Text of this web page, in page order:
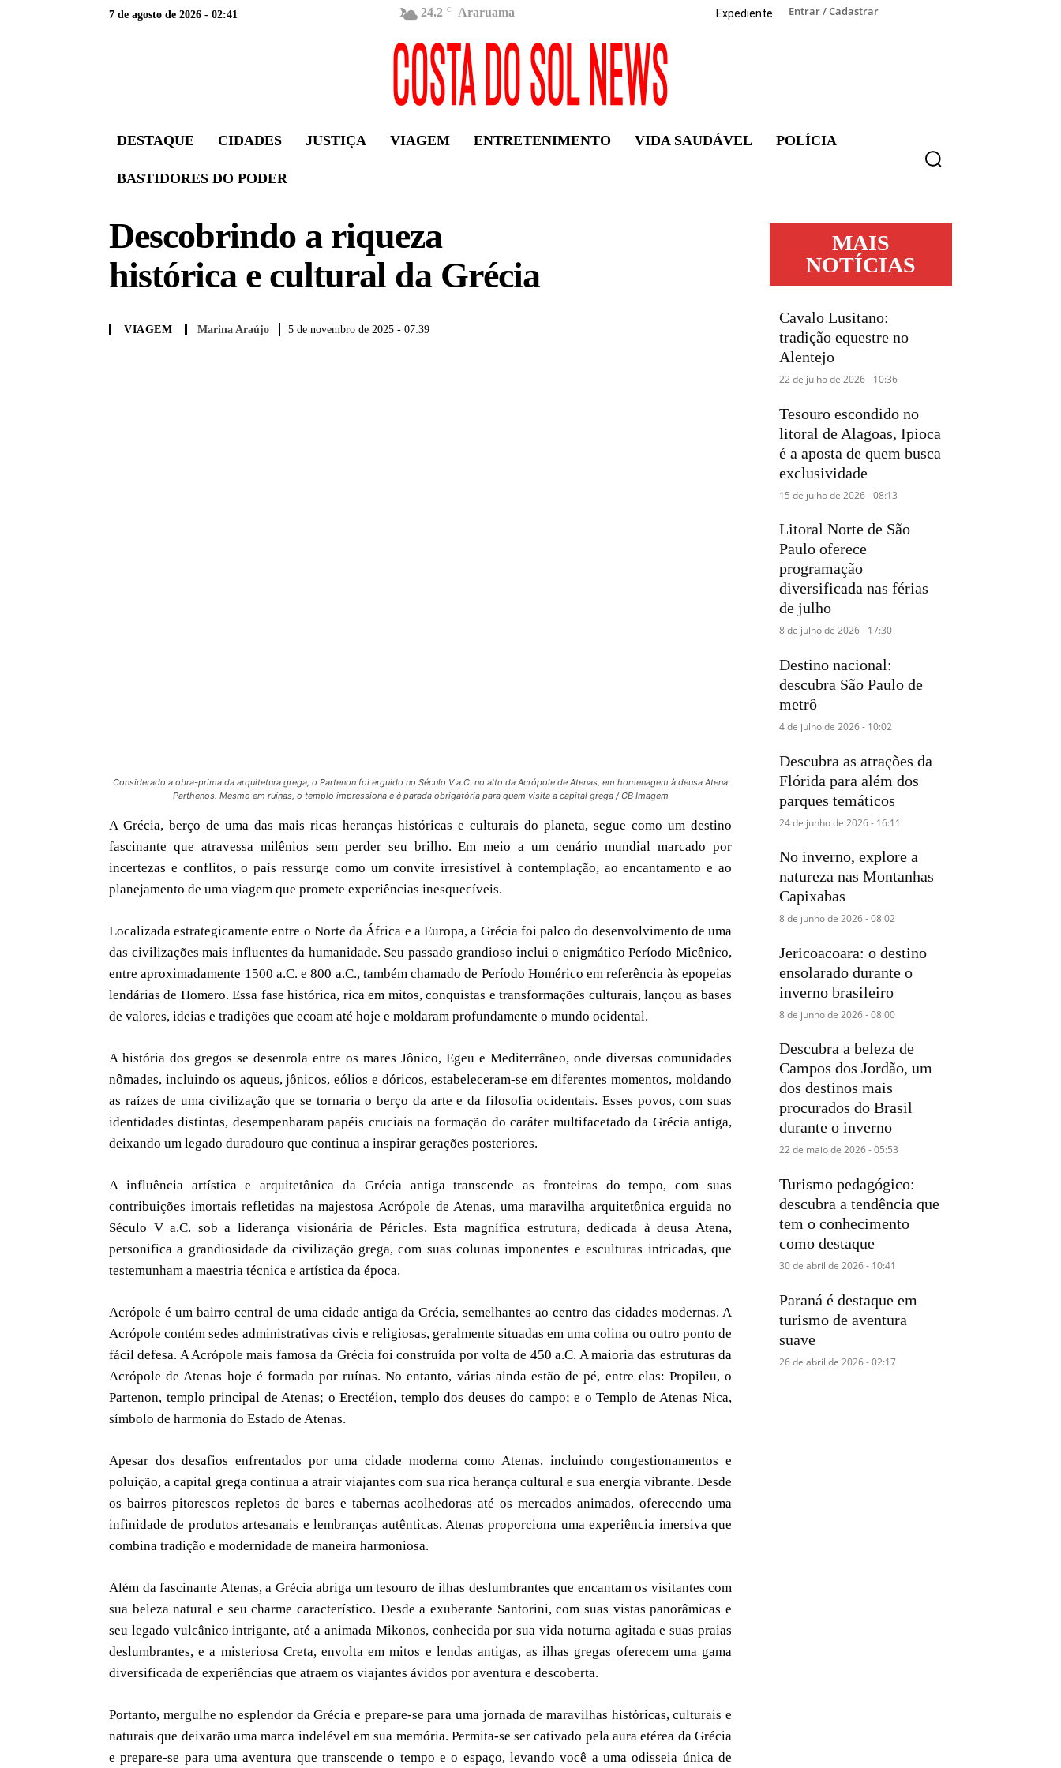
7 de agosto de 2026 - 02:41 24.2 C Araruama Entrar / Cadastrar
Expediente
DESTAQUE CIDADES JUSTIÇA VIAGEM ENTRETENIMENTO VIDA SAUDÁVEL POLÍCIA
BASTIDORES DO PODER
Descobrindo a riqueza
histórica e cultural da Grécia
VIAGEM Marina Araújo 5 de novembro de 2025 - 07:39
Considerado a obra-prima da arquitetura grega, o Partenon foi erguido no Século V a.C. no alto da Acrópole de Atenas, em homenagem à deusa Atena
Parthenos. Mesmo em ruínas, o templo impressiona e é parada obrigatória para quem visita a capital grega / GB Imagem
A Grécia, berço de uma das mais ricas heranças históricas e culturais do planeta, segue como um destino
fascinante que atravessa milênios sem perder seu brilho. Em meio a um cenário mundial marcado por
incertezas e conflitos, o país ressurge como um convite irresistível à contemplação, ao encantamento e ao
planejamento de uma viagem que promete experiências inesquecíveis.
Localizada estrategicamente entre o Norte da África e a Europa, a Grécia foi palco do desenvolvimento de uma
das civilizações mais influentes da humanidade. Seu passado grandioso inclui o enigmático Período Micênico,
entre aproximadamente 1500 a.C. e 800 a.C., também chamado de Período Homérico em referência às epopeias
lendárias de Homero. Essa fase histórica, rica em mitos, conquistas e transformações culturais, lançou as bases
de valores, ideias e tradições que ecoam até hoje e moldaram profundamente o mundo ocidental.
A história dos gregos se desenrola entre os mares Jônico, Egeu e Mediterrâneo, onde diversas comunidades
nômades, incluindo os aqueus, jônicos, eólios e dóricos, estabeleceram-se em diferentes momentos, moldando
as raízes de uma civilização que se tornaria o berço da arte e da filosofia ocidentais. Esses povos, com suas
identidades distintas, desempenharam papéis cruciais na formação do caráter multifacetado da Grécia antiga,
deixando um legado duradouro que continua a inspirar gerações posteriores.
A influência artística e arquitetônica da Grécia antiga transcende as fronteiras do tempo, com suas
contribuições imortais refletidas na majestosa Acrópole de Atenas, uma maravilha arquitetônica erguida no
Século V a.C. sob a liderança visionária de Péricles. Esta magnífica estrutura, dedicada à deusa Atena,
personifica a grandiosidade da civilização grega, com suas colunas imponentes e esculturas intricadas, que
testemunham a maestria técnica e artística da época.
Acrópole é um bairro central de uma cidade antiga da Grécia, semelhantes ao centro das cidades modernas. A
Acrópole contém sedes administrativas civis e religiosas, geralmente situadas em uma colina ou outro ponto de
fácil defesa. A Acrópole mais famosa da Grécia foi construída por volta de 450 a.C. A maioria das estruturas da
Acrópole de Atenas hoje é formada por ruínas. No entanto, várias ainda estão de pé, entre elas: Propileu, o
Partenon, templo principal de Atenas; o Erectéion, templo dos deuses do campo; e o Templo de Atenas Nica,
símbolo de harmonia do Estado de Atenas.
Apesar dos desafios enfrentados por uma cidade moderna como Atenas, incluindo congestionamentos e
poluição, a capital grega continua a atrair viajantes com sua rica herança cultural e sua energia vibrante. Desde
os bairros pitorescos repletos de bares e tabernas acolhedoras até os mercados animados, oferecendo uma
infinidade de produtos artesanais e lembranças autênticas, Atenas proporciona uma experiência imersiva que
combina tradição e modernidade de maneira harmoniosa.
Além da fascinante Atenas, a Grécia abriga um tesouro de ilhas deslumbrantes que encantam os visitantes com
sua beleza natural e seu charme característico. Desde a exuberante Santorini, com suas vistas panorâmicas e
seu legado vulcânico intrigante, até a animada Mikonos, conhecida por sua vida noturna agitada e suas praias
deslumbrantes, e a misteriosa Creta, envolta em mitos e lendas antigas, as ilhas gregas oferecem uma gama
diversificada de experiências que atraem os viajantes ávidos por aventura e descoberta.
Portanto, mergulhe no esplendor da Grécia e prepare-se para uma jornada de maravilhas históricas, culturais e
naturais que deixarão uma marca indelével em sua memória. Permita-se ser cativado pela aura etérea da Grécia
e prepare-se para uma aventura que transcende o tempo e o espaço, levando você a uma odisseia única de
MAIS
NOTÍCIAS
Cavalo Lusitano:
tradição equestre no
Alentejo
22 de julho de 2026 - 10:36
Tesouro escondido no
litoral de Alagoas, Ipioca
é a aposta de quem busca
exclusividade
15 de julho de 2026 - 08:13
Litoral Norte de São
Paulo oferece
programação
diversificada nas férias
de julho
8 de julho de 2026 - 17:30
Destino nacional:
descubra São Paulo de
metrô
4 de julho de 2026 - 10:02
Descubra as atrações da
Flórida para além dos
parques temáticos
24 de junho de 2026 - 16:11
No inverno, explore a
natureza nas Montanhas
Capixabas
8 de junho de 2026 - 08:02
Jericoacoara: o destino
ensolarado durante o
inverno brasileiro
8 de junho de 2026 - 08:00
Descubra a beleza de
Campos dos Jordão, um
dos destinos mais
procurados do Brasil
durante o inverno
22 de maio de 2026 - 05:53
Turismo pedagógico:
descubra a tendência que
tem o conhecimento
como destaque
30 de abril de 2026 - 10:41
Paraná é destaque em
turismo de aventura
suave
26 de abril de 2026 - 02:17